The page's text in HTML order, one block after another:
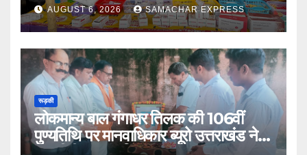
रूड़की
धनौरी में शिवभक्त कांवड़ियों के लिए द्वितीय
नि:शुल्क मेडिकल कैंप का आयोजन
AUGUST 6, 2026 SAMACHAR EXPRESS